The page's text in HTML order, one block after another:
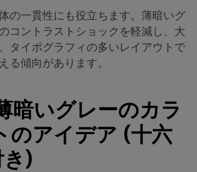
の一貫性にも役立ちます。薄暗いグ
コントラストショックを軽減し、大
タイポグラフィの多いレイアウトで
る傾向があります。
暗いグレーのカラ
のアイデア (十六
)